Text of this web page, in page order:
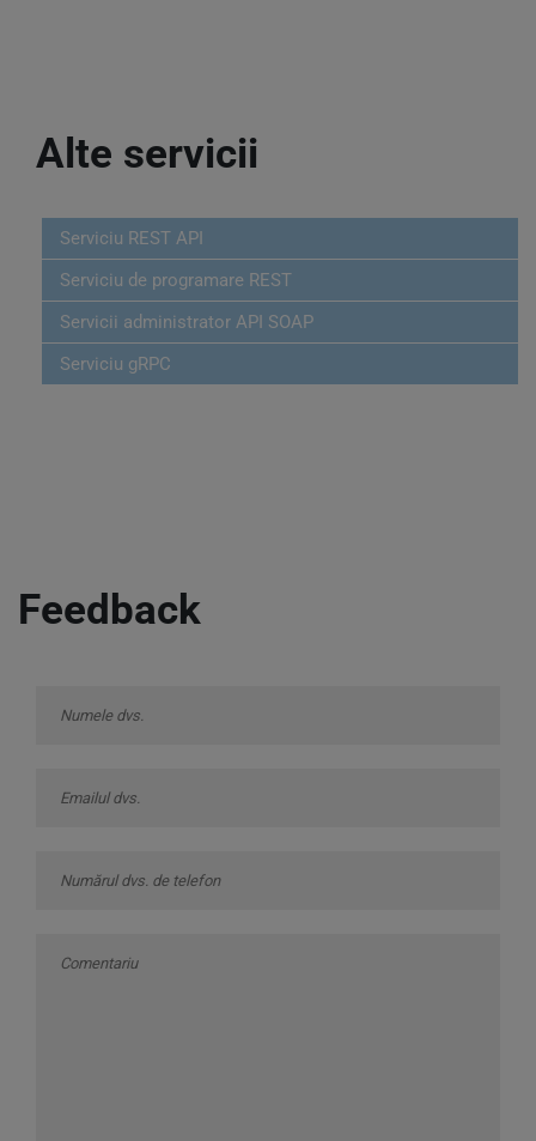
Alte servicii
Serviciu REST API
Serviciu de programare REST
Servicii administrator API SOAP
Serviciu gRPC
Feedback